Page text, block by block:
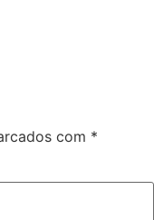
com *